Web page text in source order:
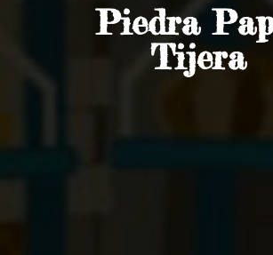
Piedra
Tijera